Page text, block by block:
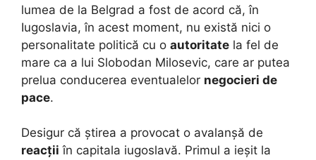
lumea de la Belgrad a fost de acord că, în
Iugoslavia, în acest moment, nu există nici o
personalitate politică cu o autoritate la fel de
mare ca a lui Slobodan Milosevic, care ar putea
prelua conducerea eventualelor negocieri de
pace.
Desigur că știrea a provocat o avalanșă de
reacții în capitala iugoslavă. Primul a ieșit la